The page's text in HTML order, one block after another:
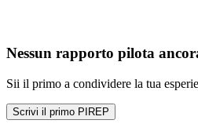
Nessun rapporto pilota
Sii il primo a condividere la tua
Scrivi il primo PIREP